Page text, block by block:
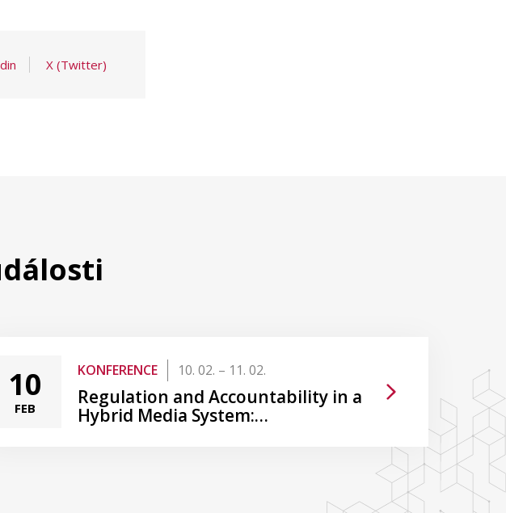
X (Twitter)
10
FEB
KONFERENCE 10. 02. – 11. 02.
Regulation and Accountability in a
Hybrid Media System:…